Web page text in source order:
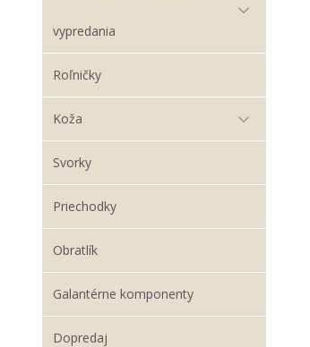
vypredania
Roľničky
Koža
Svorky
Priechodky
Obratlík
Galantérne komponenty
Dopredaj